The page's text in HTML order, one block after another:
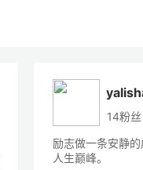
14粉丝
励志做一条安静
人生巅峰。